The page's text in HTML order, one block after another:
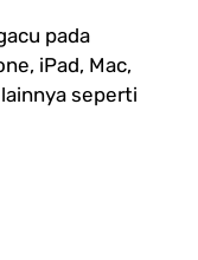
pada
iPad, Mac,
seperti